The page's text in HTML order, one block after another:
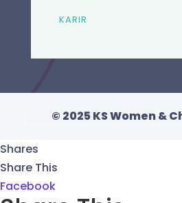
KARIR
© 2025 KS Women &
Shares
Share This
Facebook